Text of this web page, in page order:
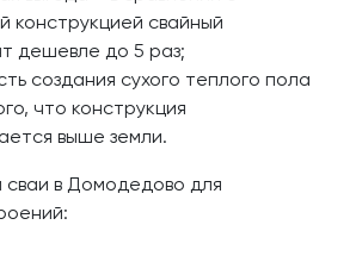
конструкцией свайный
дешевле до 5 раз;
создания сухого теплого пола
что конструкция
выше земли.
сваи в Домодедово для